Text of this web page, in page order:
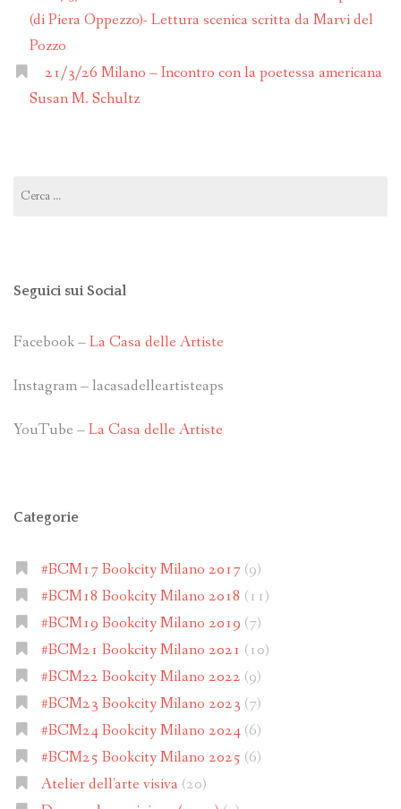
(di Piera Oppezzo)- Lettura scenica scritta da Marvi del
Pozzo
21/3/26 Milano – Incontro con la poetessa americana
Susan M. Schultz
per:
Seguici sui Social
Facebook –La Casa delle Artiste
Instagram – lacasadelleartisteaps
YouTube –La Casa delle Artiste
Categorie
#BCM17 Bookcity Milano 2017(9)
#BCM18 Bookcity Milano 2018 (11)
#BCM19 Bookcity Milano 2019 (7)
#BCM21 Bookcity Milano 2021 (10)
#BCM22 Bookcity Milano 2022 (9)
#BCM23 Bookcity Milano 2023 (7)
#BCM24 Bookcity Milano 2024(6)
#BCM25 Bookcity Milano 2025 (6)
Atelier dell'arte visiva (20)